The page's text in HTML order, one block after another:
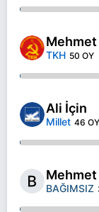
Mehmet
TKH 50 OY
Ali İçin
Millet 46 OY
BAĞIMSIZ